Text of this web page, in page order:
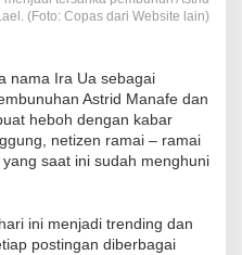
(Foto: Copas dari Website lain)
nama Ira Ua sebagai
Astrid Manafe dan
heboh dengan kabar
netizen ramai – ramai
saat ini sudah menghuni
ini menjadi trending dan
postingan diberbagai